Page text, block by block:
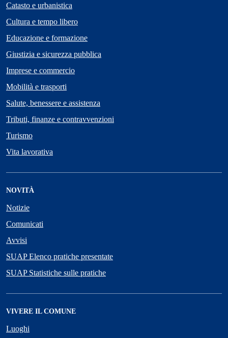
Catasto e urbanistica
Cultura e tempo libero
Educazione e formazione
Giustizia e sicurezza pubblica
Imprese e commercio
Mobilità e trasporti
Salute, benessere e assistenza
Tributi, finanze e contravvenzioni
Turismo
Vita lavorativa
NOVITÀ
Notizie
Comunicati
Avvisi
SUAP Elenco pratiche presentate
SUAP Statistiche sulle pratiche
VIVERE IL COMUNE
Luoghi